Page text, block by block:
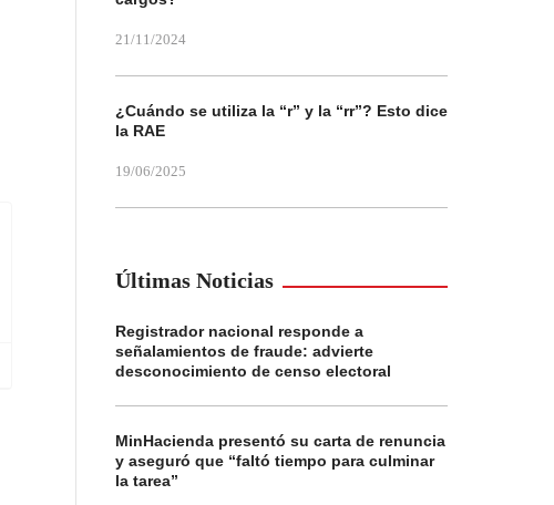
21/11/2024
¿Cuándo se utiliza la “r” y la “rr”? Esto dice
la RAE
19/06/2025
Últimas Noticias
Registrador nacional responde a
señalamientos de fraude: advierte
desconocimiento de censo electoral
MinHacienda presentó su carta de renuncia
y aseguró que “faltó tiempo para culminar
la tarea”